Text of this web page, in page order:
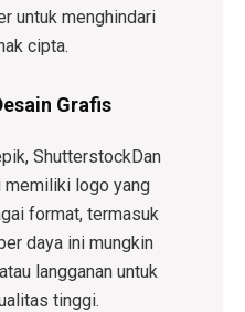
untuk menghindari
cipta.
Grafis
, ShutterstockDan
logo yang
format, termasuk
daya ini mungkin
langganan untuk
tinggi.